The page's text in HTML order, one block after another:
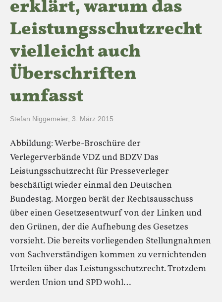
erklärt, warum das
Leistungsschutzrecht
vielleicht auch
Überschriften
umfasst
Stefan Niggemeier, 3. März 2015
Abbildung: Werbe-Broschüre der
Verlegerverbände VDZ und BDZV Das
Leistungsschutzrecht für Presseverleger
beschäftigt wieder einmal den Deutschen
Bundestag. Morgen berät der Rechtsausschuss
über einen Gesetzesentwurf von der Linken und
den Grünen, der die Aufhebung des Gesetzes
vorsieht. Die bereits vorliegenden Stellungnahmen
von Sachverständigen kommen zu vernichtenden
Urteilen über das Leistungsschutzrecht. Trotzdem
werden Union und SPD wohl…